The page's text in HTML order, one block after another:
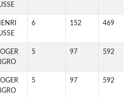
6 152 469
5 97 592
5 97 592